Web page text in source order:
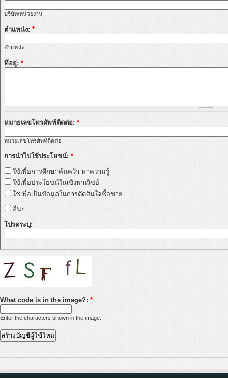
บริษัท/หน่วยงาน
ตำแหน่ง:*
ตำแหน่ง
ที่อยู่:*
หมายเลขโทรศัพท์ติดต่อ:*
หมายเลขโทรศัพท์ติดต่อ
การนำไปใช้ประโยชน์:*
ใช้เพื่อการศึกษาค้นคว้า หาความรู้
ใช้เพื่อประโยชน์ในเชิงพาณิชย์
ใชเพื่อเป็นข้อมูลในการตัดสินใจซื้อขาย
อื่นๆ
โปรดระบุ:
What code is in the image?: *
Enter the characters shown in the image.